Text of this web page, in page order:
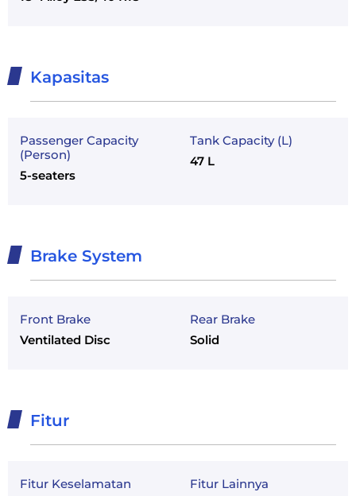
Kapasitas
Passenger Capacity
(Person)
5-seaters
Tank Capacity (L)
47 L
Brake System
Front Brake
Ventilated Disc
Rear Brake
Solid
Fitur
Fitur Keselamatan
Fitur Lainnya